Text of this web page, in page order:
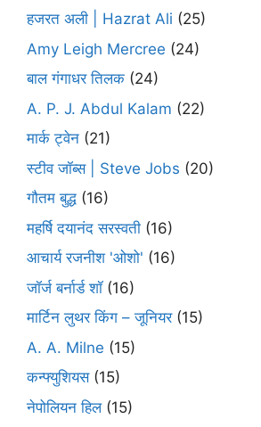
हजरत अली | Hazrat Ali (25)
Amy Leigh Mercree (24)
बाल गंगाधर तिलक (24)
A. P. J. Abdul Kalam (22)
मार्क ट्वेन (21)
स्टीव जॉब्स | Steve Jobs (20)
गौतम बुद्ध (16)
महर्षि दयानंद सरस्वती (16)
आचार्य रजनीश 'ओशो' (16)
जॉर्ज बर्नार्ड शॉ(16)
मार्टिन लुथर किंग – जूनियर(15)
A. A. Milne (15)
कन्फ्युशियस(15)
नेपोलियन हिल(15)